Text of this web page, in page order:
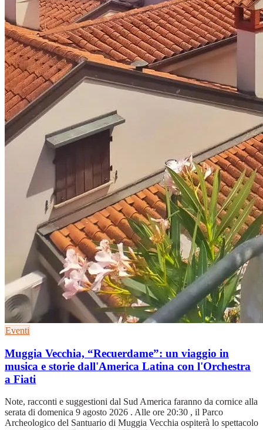
Eventi
Muggia Vecchia, “Recuerdame”: un viaggio in
musica e storie dall'America Latina con l'Orchestra
a Fiati
Note, racconti e suggestioni dal Sud America faranno da cornice alla
serata di domenica 9 agosto 2026 . Alle ore 20:30 , il Parco
Archeologico del Santuario di Muggia Vecchia ospiterà lo spettacolo